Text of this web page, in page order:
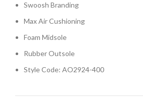
Swoosh Branding
Max Air Cushioning
Foam Midsole
Rubber Outsole
Style Code: AO2924-400